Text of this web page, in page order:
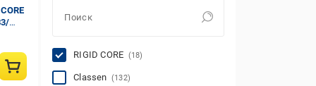
RIGID CORE (18)
Classen (132)